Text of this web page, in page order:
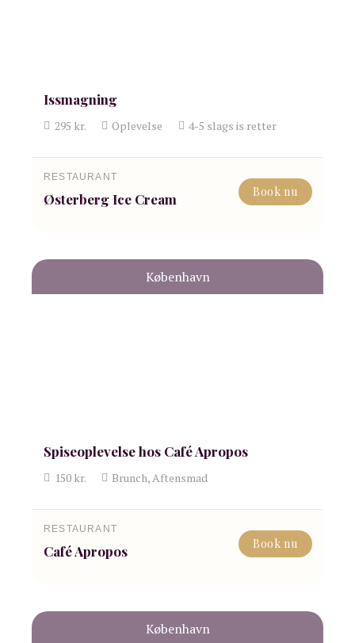
Issmagning
295 kr. Oplevelse 4-5 slags is retter
RESTAURANT
Østerberg Ice Cream Book nu
København
Spiseoplevelse hos Café Apropos
150kr. Brunch, Aftensmad
RESTAURANT
Café Apropos Book nu
København